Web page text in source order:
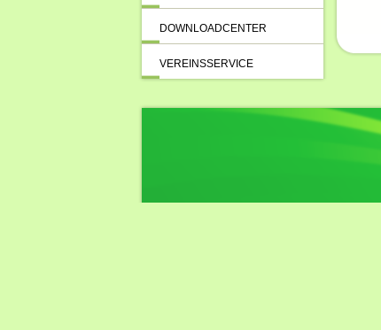
DOWNLOADCENTER
VEREINSSERVICE